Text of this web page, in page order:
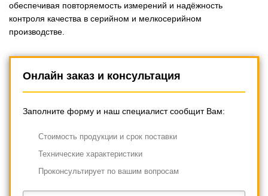
обеспечивая повторяемость измерений и надёжность
контроля качества в серийном и мелкосерийном
производстве.
Онлайн заказ и консультация
Заполните форму и наш специалист сообщит Вам:
Cтоимость продукции и срок поставки
Технические характеристики
Проконсультирует по вашим вопросам